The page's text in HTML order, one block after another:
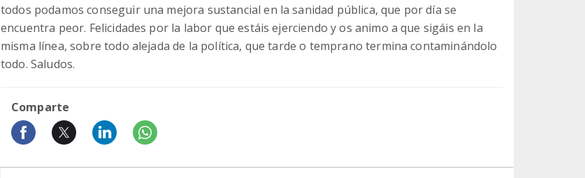
todos podamos conseguir una mejora sustancial en la sanidad pública, que por día se
encuentra peor. Felicidades por la labor que estáis ejerciendo y os animo a que sigáis en la
misma línea, sobre todo alejada de la política, que tarde o temprano termina contaminándolo
todo. Saludos.
Comparte